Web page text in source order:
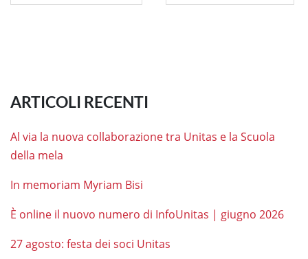
ARTICOLI RECENTI
Al via la nuova collaborazione tra Unitas e la Scuola
della mela
In memoriam Myriam Bisi
È online il nuovo numero di InfoUnitas | giugno 2026
27 agosto: festa dei soci Unitas